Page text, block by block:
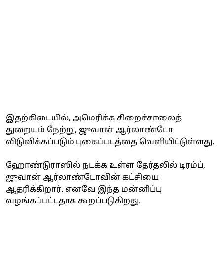
இதற்கிடையில், அமெரிக்க சிறைச்சாலைத்
துறையும் நேற்று, ஜுவான் ஆர்லாண்டோ
விடுவிக்கப்படும் புகைப்படத்தை வெளியிட்டுள்ளது.
ஹோண்டுராஸில் நடக்க உள்ள தேர்தலில் டிரம்ப்,
ஜுவான் ஆர்லாண்டோவின் கட்சியை
ஆதரிக்கிறார். எனவே இந்த மன்னிப்பு
வழங்கப்பட்டதாக கூறப்படுகிறது.